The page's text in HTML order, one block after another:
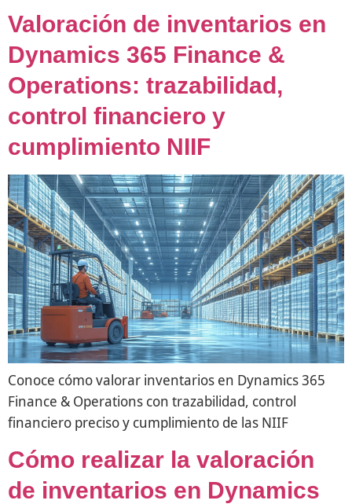
Valoración de inventarios en
Dynamics 365 Finance &
Operations: trazabilidad,
control financiero y
cumplimiento NIIF
Conoce cómo valorar inventarios en Dynamics 365
Finance & Operations con trazabilidad, control
financiero preciso y cumplimiento de las NIIF
Cómo realizar la valoración
de inventarios en Dynamics